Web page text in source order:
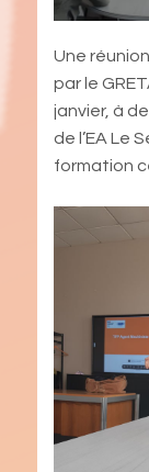
Une
par le
janvier, à
de l’EA Le
formation